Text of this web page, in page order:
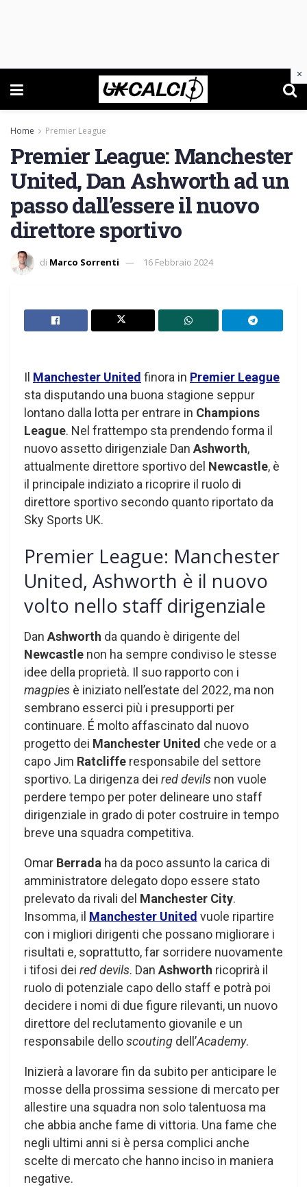
Home Premier League
Premier League: Manchester
United, Dan Ashworth ad un
passo dall’essere il nuovo
direttore sportivo
di Marco Sorrenti 16 Febbraio 2024
Il Manchester United finora in Premier League
sta disputando una buona stagione seppur
lontano dalla lotta per entrare in Champions
League. Nel frattempo sta prendendo forma il
nuovo assetto dirigenziale Dan Ashworth,
attualmente direttore sportivo del Newcastle, è
il principale indiziato a ricoprire il ruolo di
direttore sportivo secondo quanto riportato da
Sky Sports UK.
Premier League: Manchester
United, Ashworth è il nuovo
volto nello staff dirigenziale
Dan Ashworth da quando è dirigente del
Newcastle non ha sempre condiviso le stesse
idee della proprietà. Il suo rapporto con i
magpies è iniziato nell’estate del 2022, ma non
sembrano esserci più i presupporti per
continuare. É molto affascinato dal nuovo
progetto dei Manchester United che vede or a
capo Jim Ratcliffe responsabile del settore
sportivo. La dirigenza dei red devils non vuole
perdere tempo per poter delineare uno staff
dirigenziale in grado di poter costruire in tempo
breve una squadra competitiva.
Omar Berrada ha da poco assunto la carica di
amministratore delegato dopo essere stato
prelevato da rivali del Manchester City.
Insomma, il Manchester United vuole ripartire
con i migliori dirigenti che possano migliorare i
risultati e, soprattutto, far sorridere nuovamente
i tifosi dei red devils. Dan Ashworth ricoprirà il
ruolo di potenziale capo dello staff e potrà poi
decidere i nomi di due figure rilevanti, un nuovo
direttore del reclutamento giovanile e un
responsabile delloscouting dell’Academy.
Inizierà a lavorare fin da subito per anticipare le
mosse della prossima sessione di mercato per
allestire una squadra non solo talentuosa ma
che abbia anche fame di vittoria. Una fame che
negli ultimi anni si è persa complici anche
scelte di mercato che hanno inciso in maniera
negative.
×